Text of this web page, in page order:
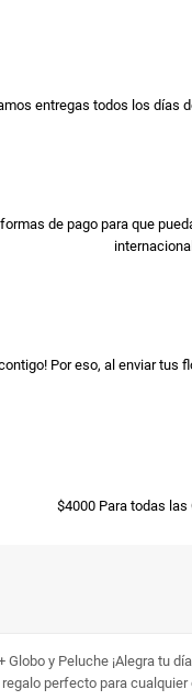
entregas todos los días
de pago para que
Por eso, al enviar
$4000 Para todas las
Globo y Peluche ¡Alegra tu
perfecto para cualquier